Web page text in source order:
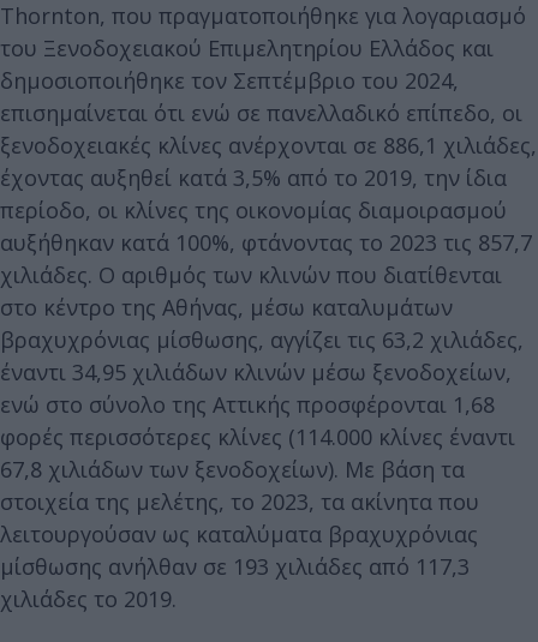
Thornton, που πραγματοποιήθηκε για λογαριασμό
του Ξενοδοχειακού Επιμελητηρίου Ελλάδος και
δημοσιοποιήθηκε τον Σεπτέμβριο του 2024,
επισημαίνεται ότι ενώ σε πανελλαδικό επίπεδο, οι
ξενοδοχειακές κλίνες ανέρχονται σε 886,1 χιλιάδες,
έχοντας αυξηθεί κατά 3,5% από το 2019, την ίδια
περίοδο, οι κλίνες της οικονομίας διαμοιρασμού
αυξήθηκαν κατά 100%, φτάνοντας το 2023 τις 857,7
χιλιάδες. Ο αριθμός των κλινών που διατίθενται
στο κέντρο της Αθήνας, μέσω καταλυμάτων
βραχυχρόνιας μίσθωσης, αγγίζει τις 63,2 χιλιάδες,
έναντι 34,95 χιλιάδων κλινών μέσω ξενοδοχείων,
ενώ στο σύνολο της Αττικής προσφέρονται 1,68
φορές περισσότερες κλίνες (114.000 κλίνες έναντι
67,8 χιλιάδων των ξενοδοχείων). Με βάση τα
στοιχεία της μελέτης, το 2023, τα ακίνητα που
λειτουργούσαν ως καταλύματα βραχυχρόνιας
μίσθωσης ανήλθαν σε 193 χιλιάδες από 117,3
χιλιάδες το 2019.